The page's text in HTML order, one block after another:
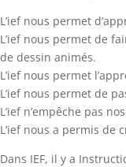
L’ief nous permet
L’ief nous permet de
de dessin animés.
L’ief nous permet
L’ief nous permet de
L’ief n’empêche pas
L’ief nous a permis
Dans IEF, il y a